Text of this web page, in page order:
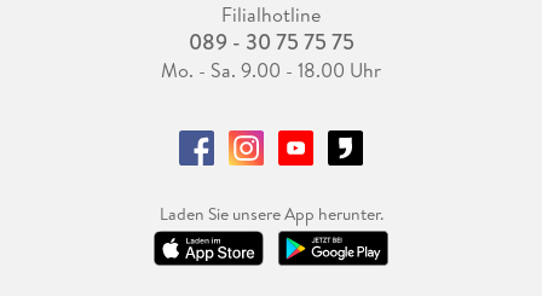
Filialhotline
089 - 30 75 75 75
Mo. - Sa. 9.00 - 18.00 Uhr
Laden Sie unsere App herunter.